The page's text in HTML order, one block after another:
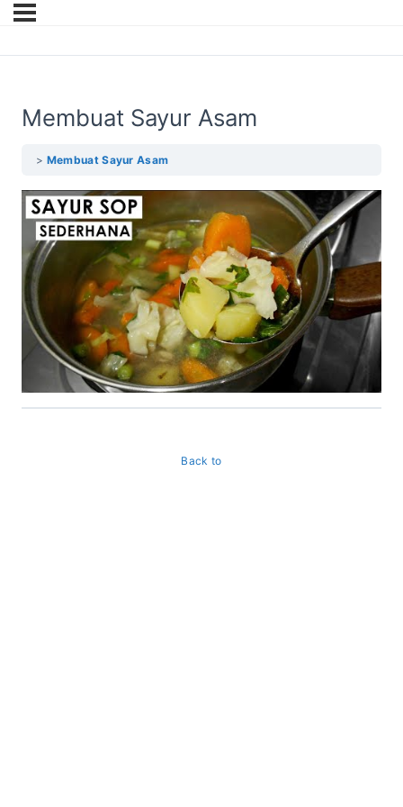
Membuat Sayur Asam
Membuat Sayur Asam
Back to